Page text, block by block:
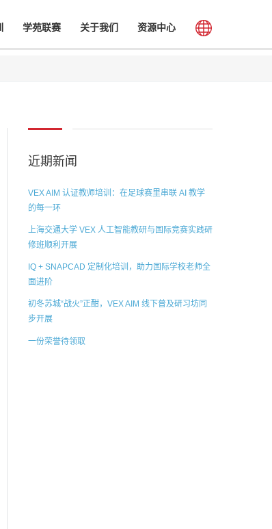
学苑联赛 关于我们 资源中心
近期新闻
VEX AIM 认证教师培训：在足球赛里串联 AI 教学
的每一环
上海交通大学 VEX 人工智能教研与国际竞赛实践研
修班顺利开展
IQ + SNAPCAD 定制化培训，助力国际学校老师全
面进阶
初冬苏城“战火”正酣，VEX AIM 线下普及研习坊同
步开展
一份荣誉待领取